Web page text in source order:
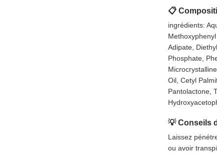
📋
ingrédients:
Adipate,
Phosphate,
Oil, Cetyl
Pantolactone,
💡 Conseils
Laissez
ou avoir